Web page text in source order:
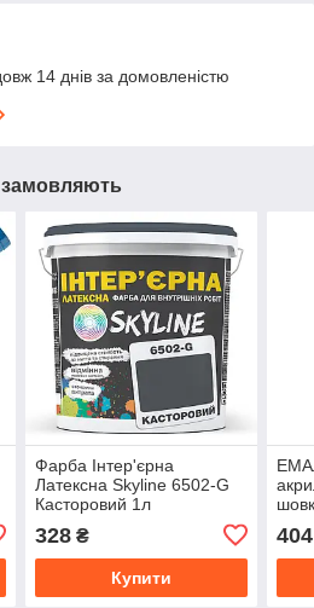
14 днів за домовленістю
Фарба Інтер'єрна
Латексна Skyline 6502-G
Касторовий 1л
328₴
Купити
404